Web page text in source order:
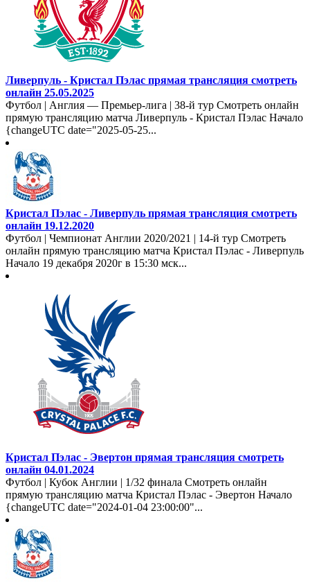
Ливерпуль - Кристал Пэлас прямая трансляция смотреть
онлайн 25.05.2025
Футбол | Англия — Премьер-лига | 38-й тур Смотреть онлайн
прямую трансляцию матча Ливерпуль - Кристал Пэлас Начало
{changeUTC date="2025-05-25...
Кристал Пэлас - Ливерпуль прямая трансляция смотреть
онлайн 19.12.2020
Футбол | Чемпионат Англии 2020/2021 | 14-й тур Смотреть
онлайн прямую трансляцию матча Кристал Пэлас - Ливерпуль
Начало 19 декабря 2020г в 15:30 мск...
Кристал Пэлас - Эвертон прямая трансляция смотреть
онлайн 04.01.2024
Футбол | Кубок Англии | 1/32 финала Смотреть онлайн
прямую трансляцию матча Кристал Пэлас - Эвертон Начало
{changeUTC date="2024-01-04 23:00:00"...